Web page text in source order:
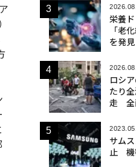
栄養
「老
を発見
ロシ
たり
走 全
サム
止 機